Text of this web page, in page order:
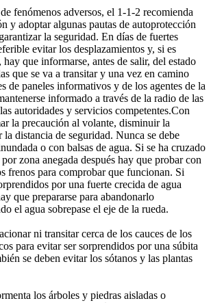
fenómenos adversos, el 1-1-2 recomienda
y adoptar algunas pautas de autoprotección
la seguridad. En días de fuertes
evitar los desplazamientos y, si es
que informarse, antes de salir, del estado
que se va a transitar y una vez en camino
de paneles informativos y de los agentes de la
informado a través de la radio de las
autoridades y servicios competentes.Con
la precaución al volante, disminuir la
distancia de seguridad. Nunca se debe
o con balsas de agua. Si se ha cruzado
zona anegada después hay que probar con
frenos para comprobar que funcionan. Si
por una fuerte crecida de agua
que prepararse para abandonarlo
el agua sobrepase el eje de la rueda.
ni transitar cerca de los cauces de los
para evitar ser sorprendidos por una súbita
se deben evitar los sótanos y las plantas
los árboles y piedras aisladas o